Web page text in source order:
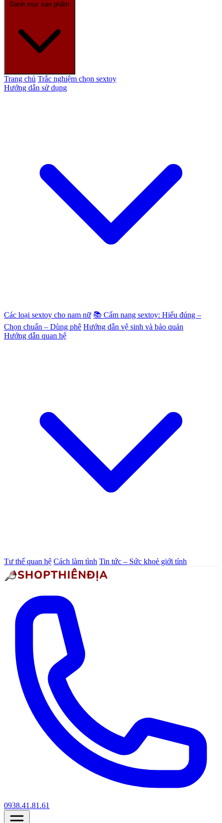
Danh mục sản phẩm
Trang chủ Trắc nghiệm chọn sextoy
Hướng dẫn sử dụng
Các loại sextoy cho nam nữ 📚 Cẩm nang sextoy: Hiểu đúng –
Chọn chuẩn – Dùng phê Hướng dẫn vệ sinh và bảo quản
Hướng dẫn quan hệ
Tư thế quan hệ Cách làm tình Tin tức – Sức khoẻ giới tính
0938.41.81.61